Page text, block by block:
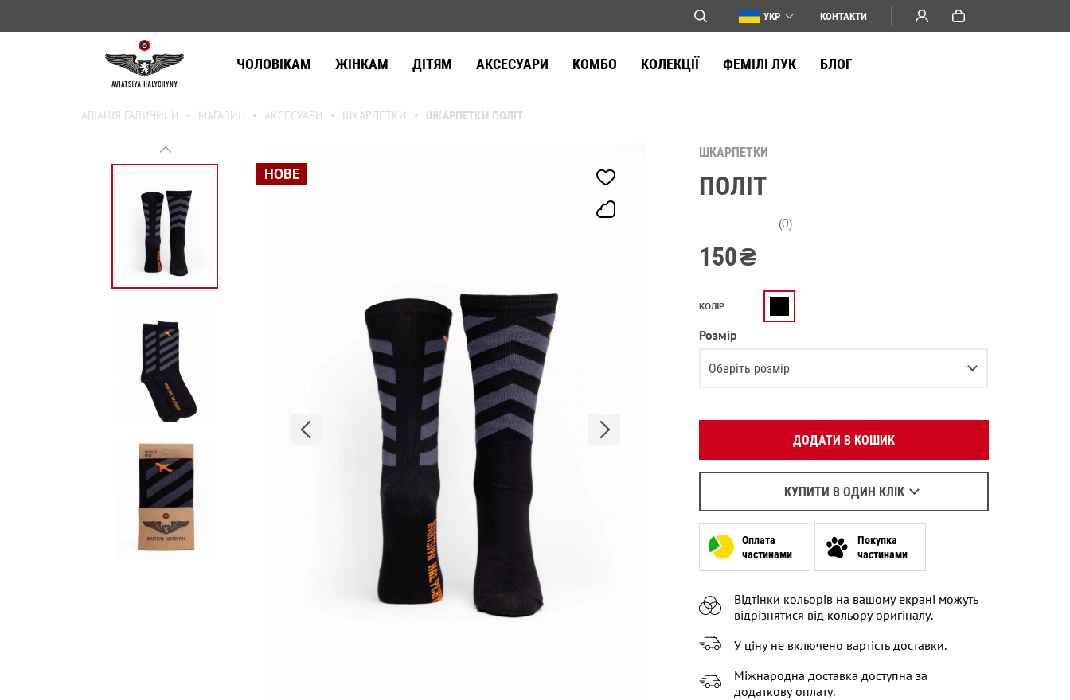
УКР КОНТАКТИ
ЧОЛОВІКАМ ЖІНКАМ ДІТЯМ АКСЕСУАРИ КОМБО КОЛЕКЦІЇ ФЕМІЛІ ЛУК БЛОГ
АВІАЦІЯ ГАЛИЧИНИ МАГАЗИН АКСЕСУАРИ ШКАРПЕТКИ ШКАРПЕТКИ ПОЛІТ
НОВЕ
ШКАРПЕТКИ
ПОЛІТ
(0)
150₴
КОЛІР
Розмір
Оберіть розмір
Повідомити про наявність
41-42
ДОДАТИ В КОШИК
КУПИТИ В ОДИН КЛІК
Зателефонувати
Написати у WhatsApp
Оплата
частинами
Покупка
частинами
Відтінки кольорів на вашому екрані можуть
відрізнятися від кольору оригіналу.
У ціну не включено вартість доставки.
Міжнародна доставка доступна за
додаткову оплату.